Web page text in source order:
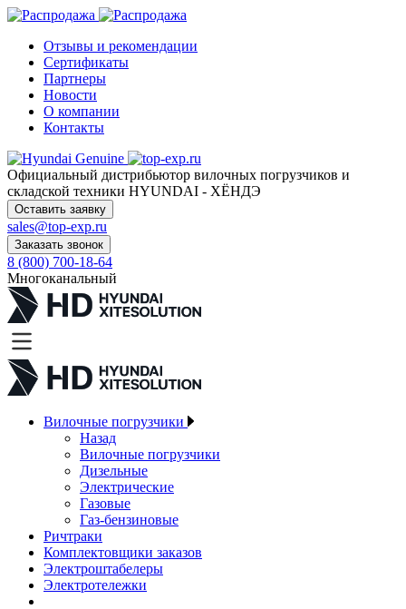
Отзывы и рекомендации
Сертификаты
Партнеры
Новости
О компании
Контакты
Официальный дистрибьютор вилочных погрузчиков и
складской техники HYUNDAI - ХЁНДЭ
Оставить заявку
sales@top-exp.ru
Заказать звонок
8 (800) 700-18-64
Многоканальный
Вилочные погрузчики
Назад
Вилочные погрузчики
Дизельные
Электрические
Газовые
Газ-бензиновые
Ричтраки
Комплектовщики заказов
Электроштабелеры
Электротележки